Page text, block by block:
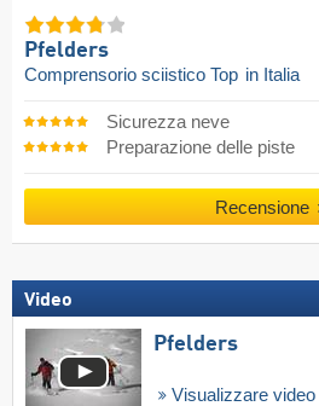
Pfelders
Comprensorio sciistico Top in Italia
Sicurezza neve
Preparazione delle piste
Recensione
Video
Pfelders
Visualizzare video